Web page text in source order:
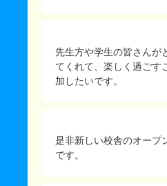
先生方や学生の皆さんが
てくれて、楽しく過ごす
加したいです。
是非新しい校舎のオープ
です。